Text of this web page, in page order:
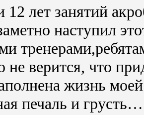
12 лет занятий
наступил
не верится, что
жизнь
печаль и грусть…